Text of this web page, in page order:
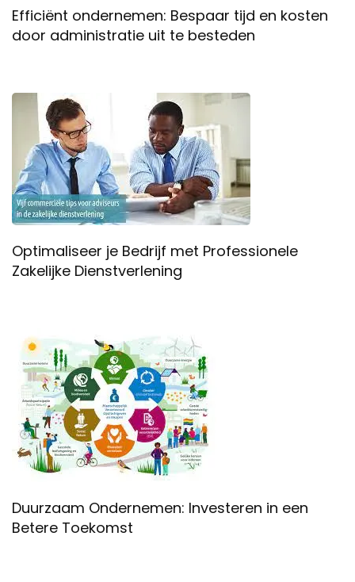
Efficiënt ondernemen: Bespaar tijd en kosten
door administratie uit te besteden
Optimaliseer je Bedrijf met Professionele
Zakelijke Dienstverlening
Duurzaam Ondernemen: Investeren in een
Betere Toekomst